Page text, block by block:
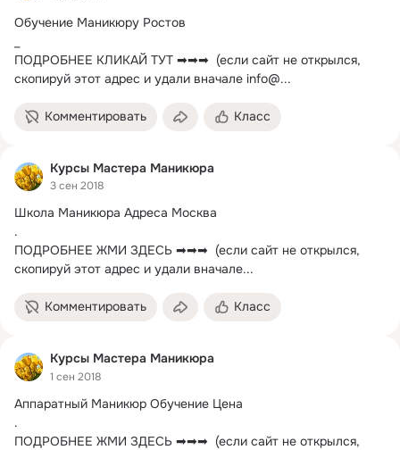
Обучение Маникюру Ростов
ПОДРОБНЕЕ КЛИКАЙ ТУТ ➡➡➡  (если сайт не открылся,
скопируй этот адрес и удали вначале info@...
Комментировать Класс
Курсы Мастера Маникюра
3 сен 2018
Школа Маникюра Адреса Москва
.
ПОДРОБНЕЕ ЖМИ ЗДЕСЬ ➡➡➡  (если сайт не открылся,
скопируй этот адрес и удали вначале...
Комментировать Класс
Курсы Мастера Маникюра
1 сен 2018
Аппаратный Маникюр Обучение Цена
.
ПОДРОБНЕЕ ЖМИ ЗДЕСЬ ➡➡➡  (если сайт не открылся,